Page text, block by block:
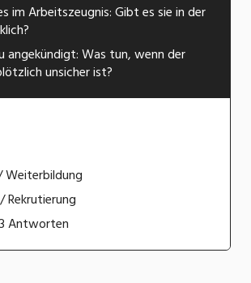
im Arbeitszeugnis: Gibt es sie in der
angekündigt: Was tun, wenn der
unsicher ist?
Weiterbildung
Rekrutierung
Antworten